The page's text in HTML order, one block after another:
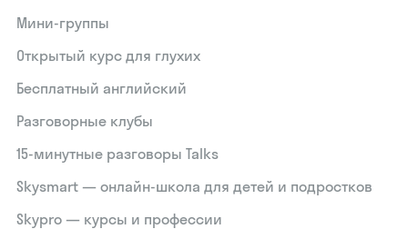
Мини-группы
Открытый курс для глухих
Бесплатный английский
Разговорные клубы
15‑минутные разговоры Talks
Skysmart — онлайн-школа для детей и подростков
Skypro — курсы и профессии